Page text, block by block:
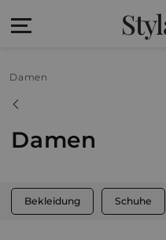
Damen
Damen
Bekleidung Schuhe